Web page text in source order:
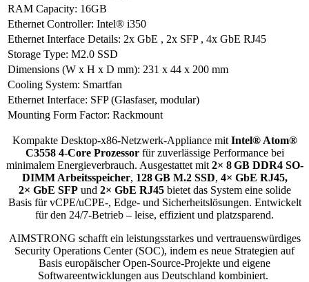
RAM Capacity: 16GB
Ethernet Controller: Intel® i350
Ethernet Interface Details: 2x GbE , 2x SFP, 4x GbE RJ45
Storage Type: M2.0 SSD
Dimensions (W x H x D mm): 231 x 44 x 200 mm
Cooling System: Smartfan
Ethernet Interface: SFP (Glasfaser, modular)
Mounting Form Factor: Rackmount
Kompakte Desktop-x86-Netzwerk-Appliance mit Intel® Atom®
C3558 4-Core Prozessorfür zuverlässige Performance bei
minimalem Energieverbrauch. Ausgestattet mit 2× 8 GB DDR4 SO-
DIMM Arbeitsspeicher, 128 GB M.2 SSD, 4× GbE RJ45,
2× GbE SFPund 2× GbE RJ45bietet das System eine solide
Basis für vCPE/uCPE-, Edge- und Sicherheitslösungen. Entwickelt
für den 24/7-Betrieb – leise, effizient und platzsparend.
AIMSTRONG schafft ein leistungsstarkes und vertrauenswürdiges
Security Operations Center (SOC), indem es neue Strategien auf
Basis europäischer Open-Source-Projekte und eigene
Softwareentwicklungen aus Deutschland kombiniert.